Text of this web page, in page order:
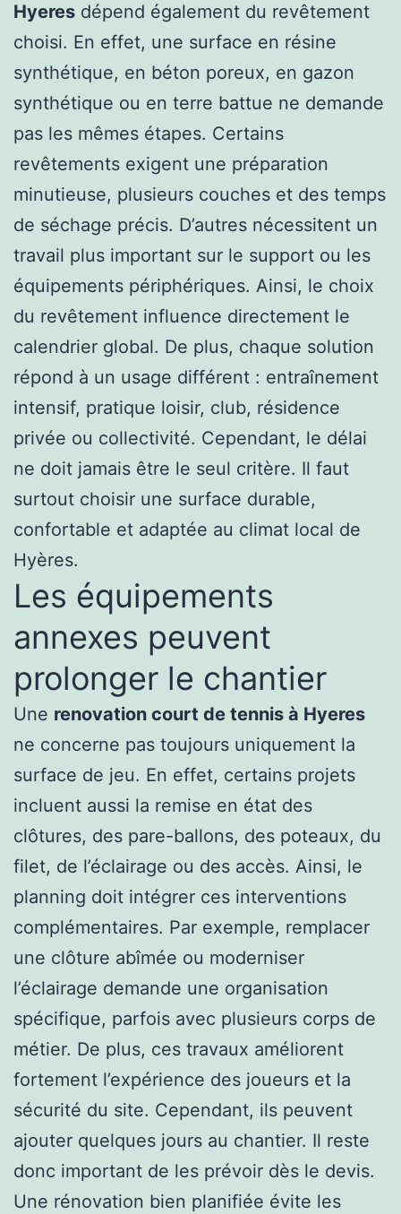
Hyeres dépend également du revêtement
choisi. En effet, une surface en résine
synthétique, en béton poreux, en gazon
synthétique ou en terre battue ne demande
pas les mêmes étapes. Certains
revêtements exigent une préparation
minutieuse, plusieurs couches et des temps
de séchage précis. D’autres nécessitent un
travail plus important sur le support ou les
équipements périphériques. Ainsi, le choix
du revêtement influence directement le
calendrier global. De plus, chaque solution
répond à un usage différent : entraînement
intensif, pratique loisir, club, résidence
privée ou collectivité. Cependant, le délai
ne doit jamais être le seul critère. Il faut
surtout choisir une surface durable,
confortable et adaptée au climat local de
Hyères.
Les équipements
annexes peuvent
prolonger le chantier
Une renovation court de tennis à Hyeres
ne concerne pas toujours uniquement la
surface de jeu. En effet, certains projets
incluent aussi la remise en état des
clôtures, des pare-ballons, des poteaux, du
filet, de l’éclairage ou des accès. Ainsi, le
planning doit intégrer ces interventions
complémentaires. Par exemple, remplacer
une clôture abîmée ou moderniser
l’éclairage demande une organisation
spécifique, parfois avec plusieurs corps de
métier. De plus, ces travaux améliorent
fortement l’expérience des joueurs et la
sécurité du site. Cependant, ils peuvent
ajouter quelques jours au chantier. Il reste
donc important de les prévoir dès le devis.
Une rénovation bien planifiée évite les